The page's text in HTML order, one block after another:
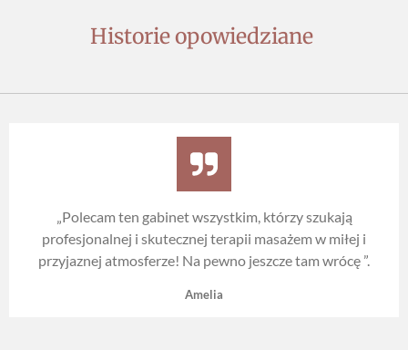
Historie opowiedziane
„Polecam ten gabinet wszystkim, którzy szukają
profesjonalnej i skutecznej terapii masażem w miłej i
przyjaznej atmosferze! Na pewno jeszcze tam wrócę ”.
Amelia